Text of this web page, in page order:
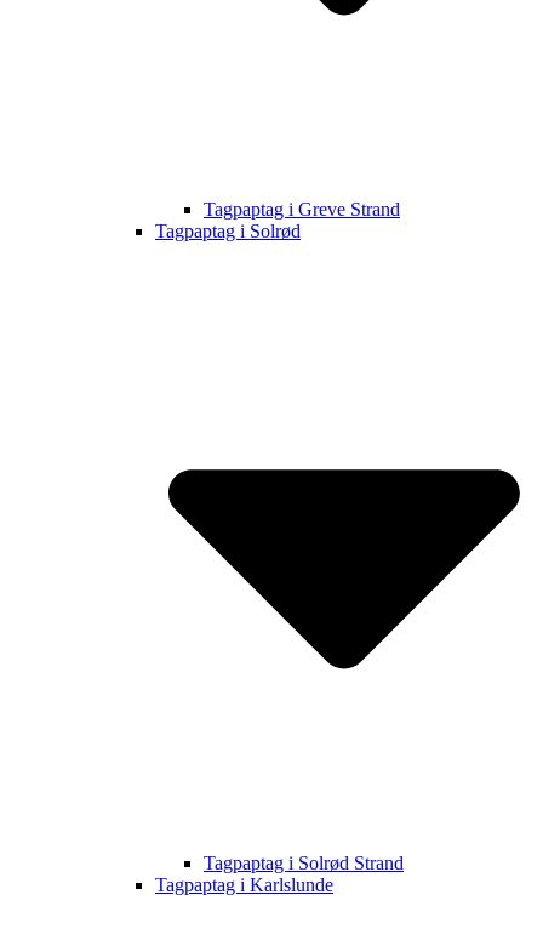
Tagpaptag i Greve Strand
Tagpaptag i Solrød
Tagpaptag i Solrød Strand
Tagpaptag i Karlslunde